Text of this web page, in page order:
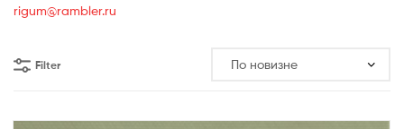
rigum@rambler.ru
Filter